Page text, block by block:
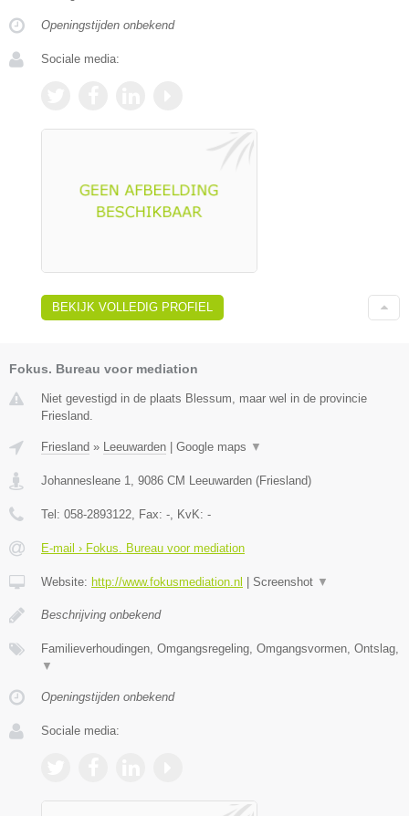
Openingstijden onbekend
Sociale media:
BEKIJK VOLLEDIG PROFIEL
Fokus. Bureau voor mediation
Niet gevestigd in de plaats Blessum, maar wel in de provincie
Friesland.
Friesland » Leeuwarden Google maps ▼
Johannesleane 1, 9086 CM Leeuwarden (Friesland)
Tel: 058-2893122, Fax: -, KvK: -
E-mail › Fokus. Bureau voor mediation
Website: http://www.fokusmediation.nl Screenshot ▼
Beschrijving onbekend
Familieverhoudingen, Omgangsregeling, Omgangsvormen, Ontslag,
▼
Openingstijden onbekend
Sociale media: